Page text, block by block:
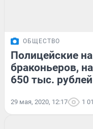
ОБЩЕСТВО
Полицейские
браконьеров,
650 тыс. рублей
29 мая, 2020, 12:17 1